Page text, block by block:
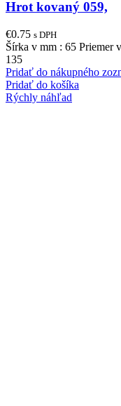
Hrot kovaný 059,
€0.75 s DPH
Šírka v mm : 65 Priemer
135
Pridať do nákupného
Pridať do košíka
Rýchly náhľad